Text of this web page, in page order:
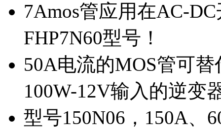
7Amos管应用在AC-
FHP7N60型号！
50A电流的MOS管可
100W-12V输入的逆变
型号150N06，150A、